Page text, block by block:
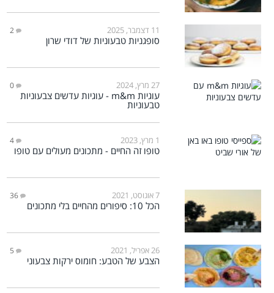
11 דצמבר, 2025 2
סופגניות טבעוניות של דודי שרון
27 מרץ, 2024 0
עוגיות m&m - עוגיות עדשים צבעוניות
טבעוניות
1 מרץ, 2023 4
טופו זה החיים - מתכונים מעולים עם טופו
7 אוגוסט, 2021 36
הכל 10: סיפורים מהחיים בלי מתכונים
26 אפריל, 2021 5
הצבע של הטבע: חומוס ירקות צבעוני